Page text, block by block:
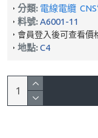
分類: 電線電纜
料號:A6001-11
會員登入後可查看價
地點:C4